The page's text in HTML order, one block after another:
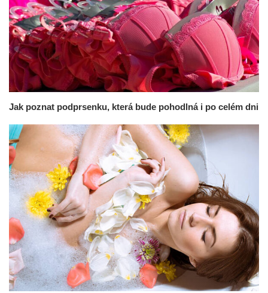
Jak poznat podprsenku, která bude pohodlná i po celém dni